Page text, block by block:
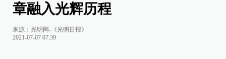
章融入光辉历程
来源： 光明网-《光明日报》
2021-07-07 07:39